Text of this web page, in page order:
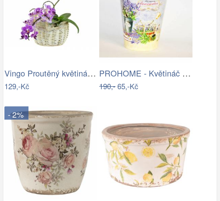
Vingo Proutěný květináč košíček s…
129,-Kč
PROHOME - Květináč kulatý vysoký…
190,-65,-Kč
- 2%